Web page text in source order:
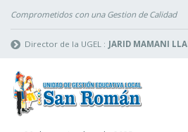
Comprometidos con una Gestion de Calidad
Director de la UGEL : JARID MAMANI